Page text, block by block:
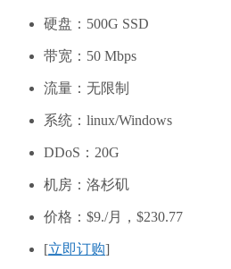
硬盘：500G SSD
带宽：50 Mbps
流量：无限制
系统：linux/Windows
DDoS：20G
机房：洛杉矶
价格：$9./月， $230.77
[立即订购]